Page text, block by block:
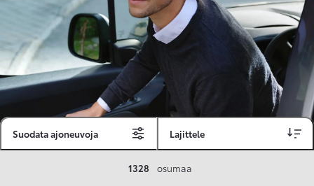
Suodata ajoneuvoja Lajittele
1328 osumaa